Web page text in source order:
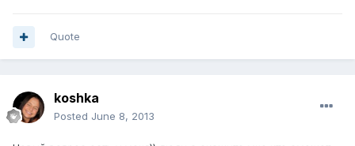
Quote
koshka
Posted June 8, 2013